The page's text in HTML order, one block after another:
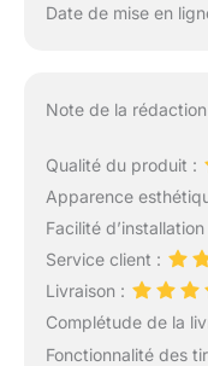
Date de mise en
Note de la
Qualité du produit :
Apparence
Facilité d’installation
Service client :
Livraison :
Complétude de la
Fonctionnalité des